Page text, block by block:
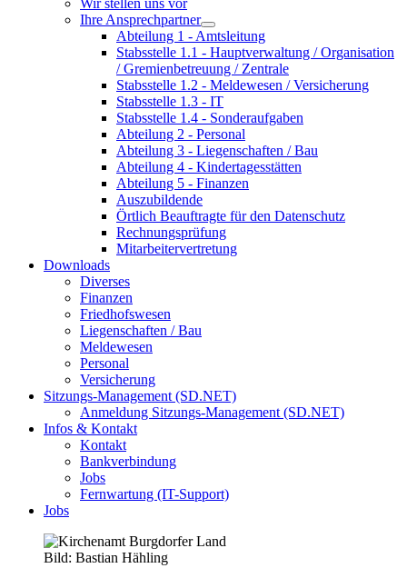
Wir stellen uns vor
Ihre Ansprechpartner
Abteilung 1 - Amtsleitung
Stabsstelle 1.1 - Hauptverwaltung / Organisation
/ Gremienbetreuung / Zentrale
Stabsstelle 1.2 - Meldewesen / Versicherung
Stabsstelle 1.3 - IT
Stabsstelle 1.4 - Sonderaufgaben
Abteilung 2 - Personal
Abteilung 3 - Liegenschaften / Bau
Abteilung 4 - Kindertagesstätten
Abteilung 5 - Finanzen
Auszubildende
Örtlich Beauftragte für den Datenschutz
Rechnungsprüfung
Mitarbeitervertretung
Downloads
Diverses
Finanzen
Friedhofswesen
Liegenschaften / Bau
Meldewesen
Personal
Versicherung
Sitzungs-Management (SD.NET)
Anmeldung Sitzungs-Management (SD.NET)
Infos & Kontakt
Kontakt
Bankverbindung
Jobs
Fernwartung (IT-Support)
Jobs
Bild: Bastian Hähling